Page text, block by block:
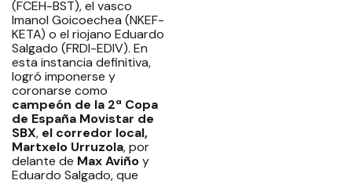
(FCEH-BST), el vasco
Imanol Goicoechea (NKEF-
KETA) o el riojano Eduardo
Salgado (FRDI-EDIV). En
esta instancia definitiva,
logró imponerse y
coronarse como
campeón de la 2ª Copa
de España Movistar de
SBX, el corredor local,
Martxelo Urruzola, por
delante de Max Aviñoy
Eduardo Salgado, que